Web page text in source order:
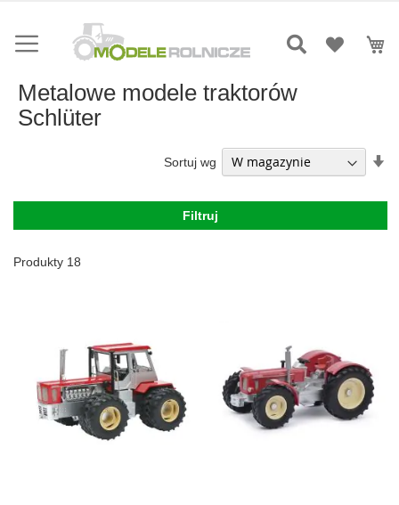
treści
Metalowe modele traktorów
Schlüter
Produkty 18
Sortuj wg
Filtruj